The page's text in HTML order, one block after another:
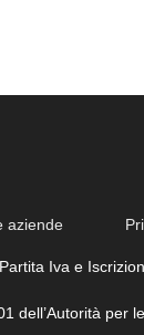
aziende
Iva e
dell’Autorità per